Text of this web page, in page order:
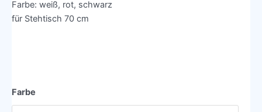
Farbe: weiß, rot, schwarz
für Stehtisch 70 cm
Farbe
Stretch-
Husse